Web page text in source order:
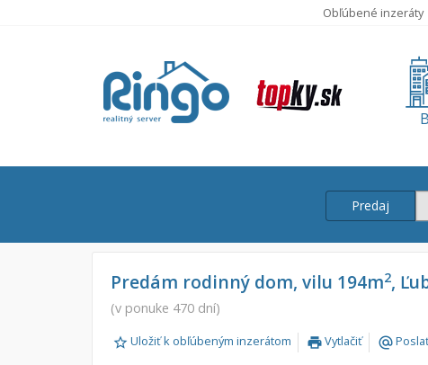
Obľúbené inzeráty
Predaj
Predaj
Prenájom
Predám rodinný dom, vilu 194m2,
(v ponuke 470 dní)
Uložiť k obľúbeným inzerátom printVytlačiť alternate_email